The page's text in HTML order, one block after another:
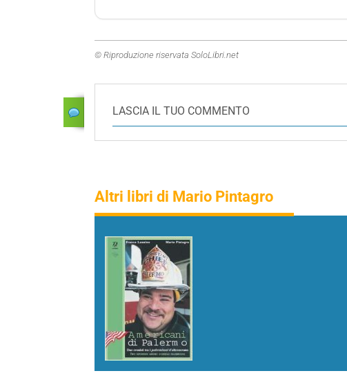
© Riproduzione riservata SoloLibri.net
LASCIA IL TUO COMMENTO
Altri libri di Mario Pintagro